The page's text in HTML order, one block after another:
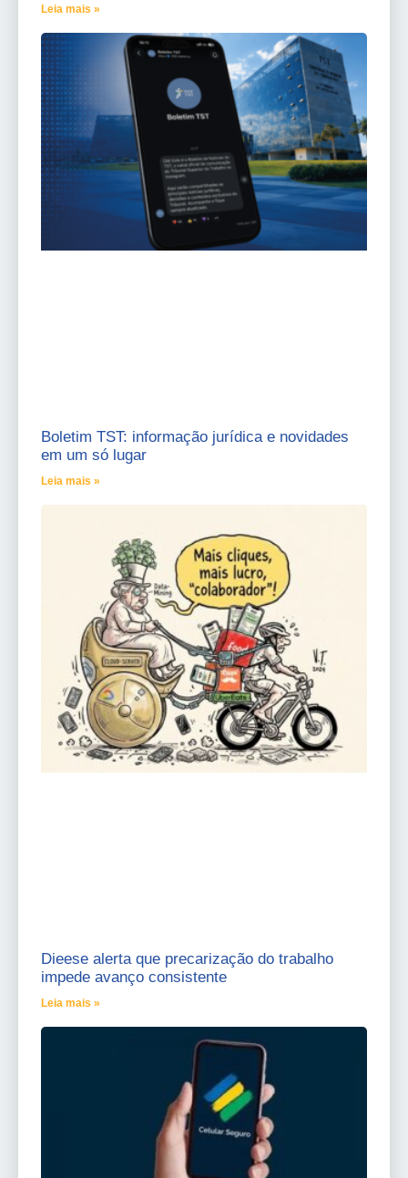
Leia mais »
Boletim TST: informação jurídica e novidades
em um só lugar
Leia mais »
Dieese alerta que precarização do trabalho
impede avanço consistente
Leia mais »